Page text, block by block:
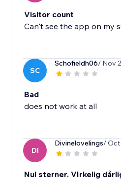
Visitor count
Can't see the app on my
SC
Schofieldh06/ Nov
Bad
does not work at all
DI
Divinelovelings/ Oct
Nul sterner. VIrkelig